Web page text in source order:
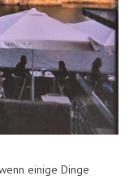
einige Dinge